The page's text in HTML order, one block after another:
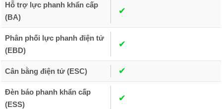
Hỗ trợ lực phanh khẩn cấp
(BA)
✔︎
Phân phối lực phanh điện tử
(EBD)
✔︎
Cân bằng điện tử (ESC) ✔︎
Đèn báo phanh khẩn cấp
(ESS)
✔︎